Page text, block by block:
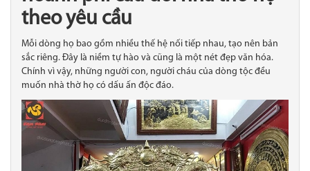
theo yêu cầu
Mỗi dòng họ bao gồm nhiều thế hệ nối tiếp nhau, tạo nên bản
sắc riêng. Đây là niềm tự hào và cũng là một nét đẹp văn hóa.
Chính vì vậy, những người con, người cháu của dòng tộc đều
muốn nhà thờ họ có dấu ấn độc đáo.